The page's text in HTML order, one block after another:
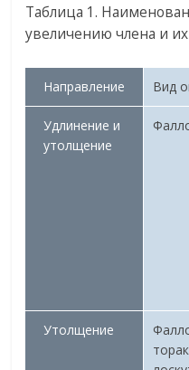
Таблица 1.
увеличению члена и
Направление Вид
Удлинение и
утолщение
Утолщение